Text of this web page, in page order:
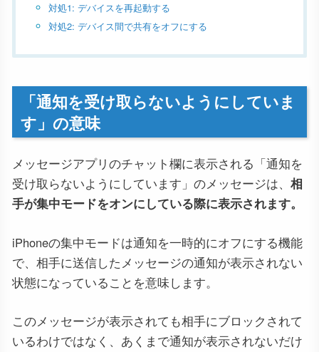
対処1: デバイスを再起動する
対処2: デバイス間で共有をオフにする
「通知を受け取らないようにしていま
す」の意味
メッセージアプリのチャット欄に表示される「通知を
受け取らないようにしています」のメッセージは、 相
手が集中モードをオンにしている際に表示されます。
iPhoneの集中モードは通知を一時的にオフにする機能
で、相手に送信したメッセージの通知が表示されない
状態になっていることを意味します。
このメッセージが表示されても相手にブロックされて
いるわけではなく、あくまで通知が表示されないだけ